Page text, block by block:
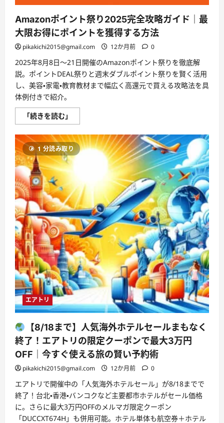
＆
活
用
ガ
イ
ド
【2025
年
秋
版】
に
て
に
読
む
Amazonポイント祭り2025完全攻略ガイド｜最
大限お得にポイントを獲得する方法
pikakichi2015@gmail.com 12か月前 0
2025年8月8日〜21日開催のAmazonポイント祭りを徹底解
説。ポイントDEAL祭りと週末ダブルポイント祭りを賢く活用
し、美容・家電・教育教材まで幅広く高還元で買える攻略法を具
体例付きで紹介。
「続きを読む」
ポ
ン
ト
祭
り
2025
攻
略
ガ
イ
ド
｜
最
大
限
お
得
に
ポ
イ
ン
ト
を
獲
得
る
方
法
に
つ
い
て
ら
に
読
む
1 分読み取り
エアトリ
【8/18まで】人気海外ホテルセールまもなく
終了！エアトリの限定クーポンで最大3万円
OFF｜今すぐ使える旅の賢い予約術
pikakichi2015@gmail.com 12か月前 0
エアトリで開催中の「人気海外ホテルセール」が8/18までで
終了！台北・香港・バンコクなど主要都市ホテルがセール価格
に。さらに最大3万円OFFのメルマガ限定クーポン
「DUCCXT674H」も併用可能。ホテル単体も航空券＋ホテル